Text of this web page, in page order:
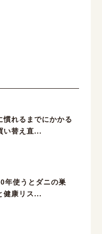
慣れるまでにかかる
い替え直...
年使うとダニの巣
健康リス...